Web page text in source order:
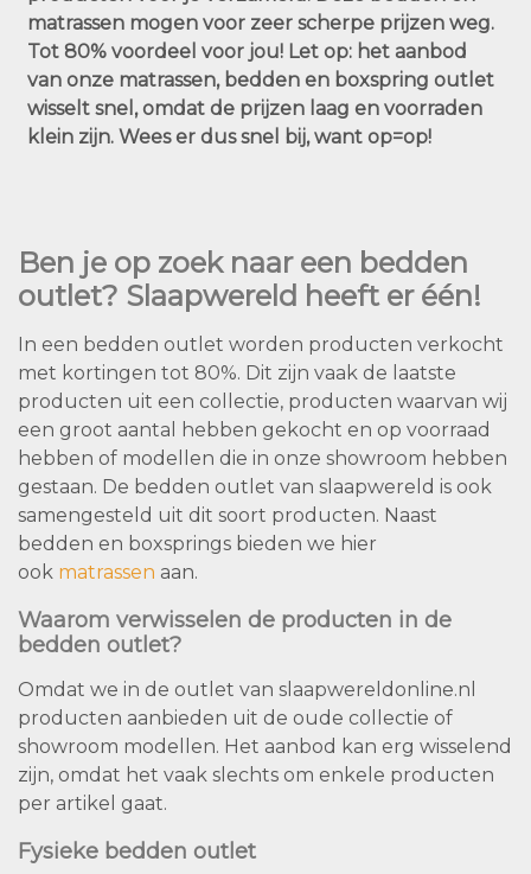
matrassen mogen voor zeer scherpe prijzen weg.
Tot 80% voordeel voor jou! Let op: het aanbod
van onze matrassen, bedden en boxspring outlet
wisselt snel, omdat de prijzen laag en voorraden
klein zijn. Wees er dus snel bij, want op=op!
Ben je op zoek naar een bedden
outlet? Slaapwereld heeft er één!
In een bedden outlet worden producten verkocht
met kortingen tot 80%. Dit zijn vaak de laatste
producten uit een collectie, producten waarvan wij
een groot aantal hebben gekocht en op voorraad
hebben of modellen die in onze showroom hebben
gestaan. De bedden outlet van slaapwereld is ook
samengesteld uit dit soort producten. Naast
bedden en boxsprings bieden we hier
ook matrassen aan.
Waarom verwisselen de producten in de
bedden outlet?
Omdat we in de outlet van slaapwereldonline.nl
producten aanbieden uit de oude collectie of
showroom modellen. Het aanbod kan erg wisselend
zijn, omdat het vaak slechts om enkele producten
per artikel gaat.
Fysieke bedden outlet